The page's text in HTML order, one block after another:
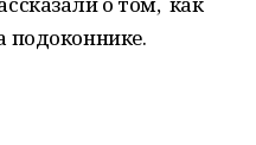
подоконнике.